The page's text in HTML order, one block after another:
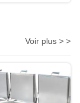
Voir plus > >